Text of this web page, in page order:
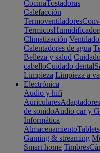
CocinaTostadoras
Calefacción
Termoventiladores
Térmicos
Climatización
Calentadores de agua
Belleza y salud
cabelloCuidado dental
Limpieza Limpieza a
Electrónica
Audio y hifi
AuricularesAdaptadores
de sonidoAudio car y
Informática
AlmacenamientoTablets
Gaming & streaming
Smart home Timbres